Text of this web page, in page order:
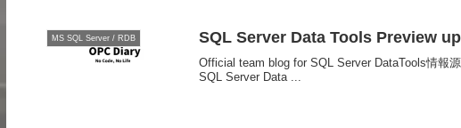
MS SQL Server / RDB SQL Server Data Tools Preview
Official team blog for SQL Server DataTools情報
SQL Server Data ...